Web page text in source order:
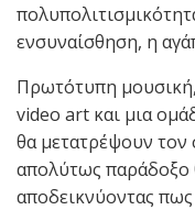
ενσυναίσθηση, η
Πρωτότυπη
video art και μια
θα μετατρέψουν τον
απολύτως παράδοξο
αποδεικνύοντας πως